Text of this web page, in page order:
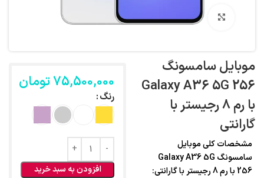
بزرگنمایی تصویر
موبایل سامسونگ
Galaxy A36 5G 256
با رم 8 رجیستر با
گارانتی
مشخصات کلی موبایل
سامسونگ Galaxy A36 5G
256 با رم 8 رجیستر با گارانتی:
75,500,000تومان
رنگ
افزودن به سبد خرید